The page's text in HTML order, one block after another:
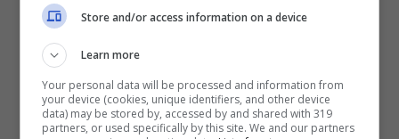
per il benessere. Le fibre, i vegetali, le
vitamine e agli antiossidanti contenuti al loro
livello di colesterolo allontanando il rischio di
malattie cardiovascolari.Importantissima
Store and/or access information on a device
Learn more
Your personal data will be processed and information from
your device (cookies, unique identifiers, and other device
data) may be stored by, accessed by and shared with 319
partners, or used specifically by this site. We and our partners